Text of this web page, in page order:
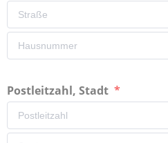
Postleitzahl, Stadt